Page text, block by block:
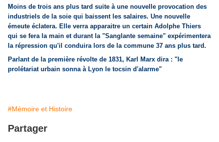
Moins de trois ans plus tard suite à une nouvelle provocation des
industriels de la soie qui baissent les salaires. Une nouvelle
émeute éclatera. Elle verra apparaitre un certain Adolphe Thiers
qui se fera la main et durant la "Sanglante semaine" expérimentera
la répression qu'il conduira lors de la commune 37 ans plus tard.
Parlant de la première révolte de 1831, Karl Marx dira : "le
prolétariat urbain sonna à Lyon le tocsin d'alarme"
#Mémoire et Histoire
Partager